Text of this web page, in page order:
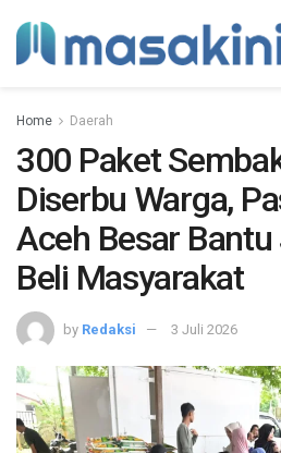
Home Daerah
300 Paket
Diserbu Warga,
Aceh Besar Bantu
Beli Masyarakat
by Redaksi 3 Juli 2026